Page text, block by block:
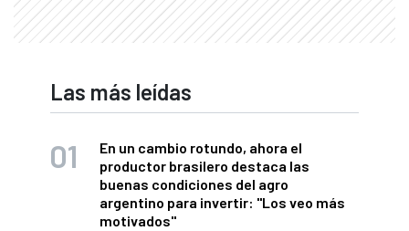
Las más leídas
En un cambio rotundo, ahora el
productor brasilero destaca las
buenas condiciones del agro
argentino para invertir: "Los veo más
motivados"